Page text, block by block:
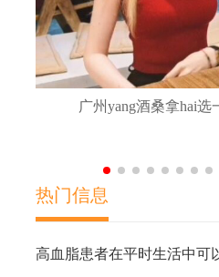
广州yang酒桑拿hai选
热门信息